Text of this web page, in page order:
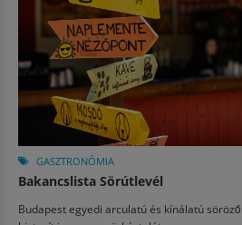
GASZTRONÓMIA
Bakancslista Sörútlevél
Budapest egyedi arculatú és kínálatú